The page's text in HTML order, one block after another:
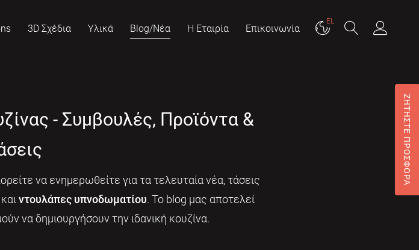
3D Σχέδια Υλικά Blog/Νέα Η Εταιρία Επικοινωνία
EL
- Συμβουλές, Προϊόντα &
να ενημερωθείτε για τα τελευταία νέα, τάσεις
ντουλάπες υπνοδωματίου. Το blog μας αποτελεί
να δημιουργήσουν την ιδανική κουζίνα.
ΖΗΤΗΣΤΕ ΠΡΟΣΦΟΡΑ